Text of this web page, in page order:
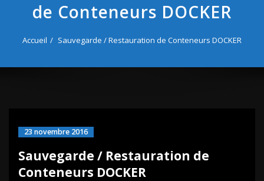
de Conteneurs DOCKER
Accueil Sauvegarde / Restauration de Conteneurs DOCKER
23 novembre 2016
Sauvegarde / Restauration de
Conteneurs DOCKER